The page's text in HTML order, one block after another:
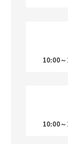
10:00
10:00